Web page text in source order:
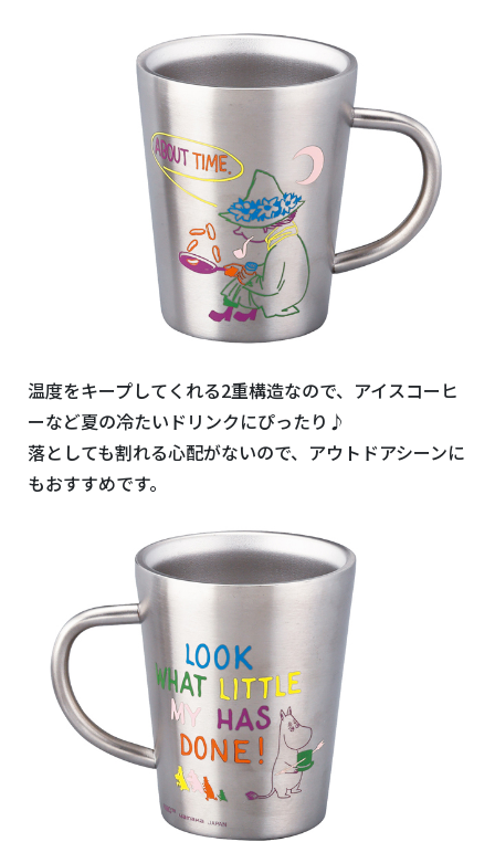
温度をキープしてくれる2重構造なので、アイスコーヒ
ーなど夏の冷たいドリンクにぴったり♪
落としても割れる心配がないので、アウトドアシーンに
もおすすめです。